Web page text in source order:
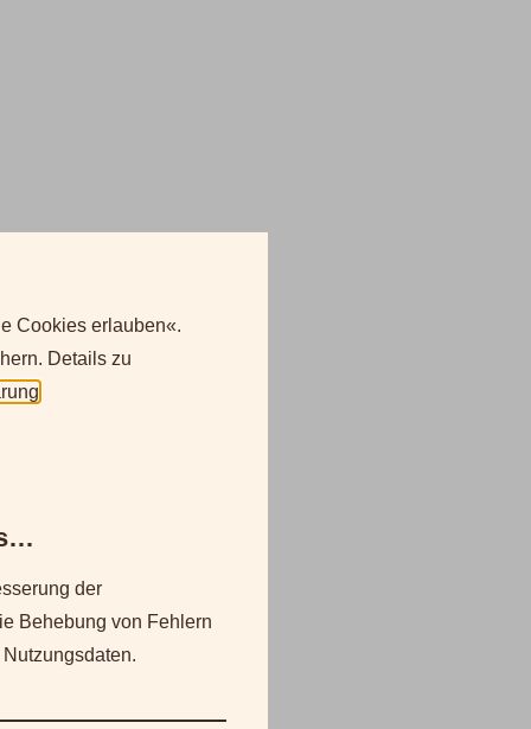
Cookies erlauben«.
Details zu
der
Behebung von Fehlern